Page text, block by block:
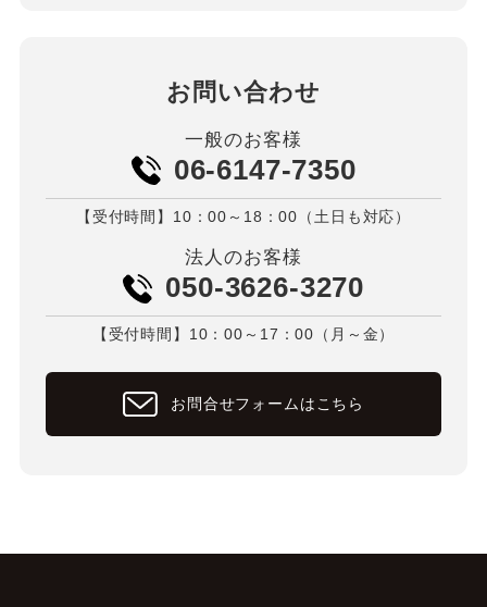
お問い合わせ
一般のお客様
06-6147-7350
【受付時間】10：00～18：00（土日も対応）
法人のお客様
050-3626-3270
【受付時間】10：00～17：00（月～金）
お問合せフォームはこちら